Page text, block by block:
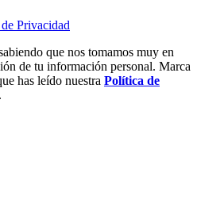
Privacidad
que nos tomamos muy en
de tu información personal. Marca
has leído nuestra Política de